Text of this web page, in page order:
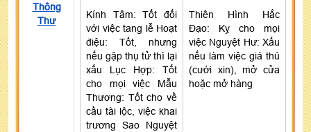
Thông
Thư
Kính Tâm: Tốt đối
với việc tang lễ Hoạt
điệu: Tốt, nhưng
nếu gặp thụ tử thì lại
xấu Lục Hợp: Tốt
cho mọi việc Mẫu
Thương: Tốt cho về
cầu tài lộc, việc khai
trương Sao Nguyệt
Thiên Hình Hắc
Đạo: Kỵ cho mọi
việc Nguyệt Hư: Xấu
nếu làm việc giá thú
(cưới xin), mở cửa
hoặc mở hàng